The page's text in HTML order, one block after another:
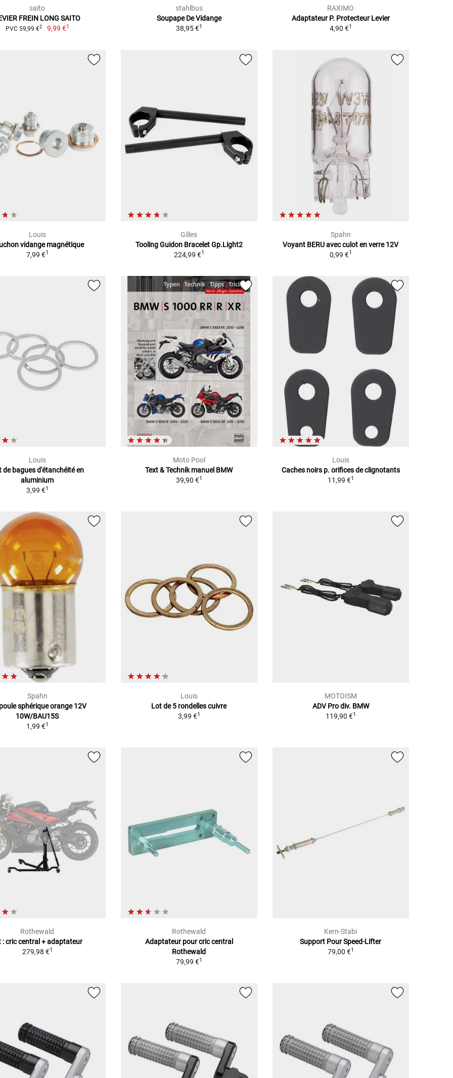
saito
FREIN LONG SAITO
PVC 59,99 €2 9,99 €1
stahlbus
Soupape De Vidange
38,95 €1
RAXIMO
Adaptateur P. Protecteur Levier
4,90 €1
Louis
vidange magnétique
7,99 €1
Gilles
Tooling Guidon Bracelet Gp.Light2
224,99 €1
Spahn
Voyant BERU avec culot en verre 12V
0,99 €1
Louis
de bagues d'étanchéité en
aluminium
3,99 €1
Moto Pool
Text & Technik manuel BMW
39,90 €1
Louis
Caches noirs p. orifices de clignotants
11,99 €1
Spahn
sphérique orange 12V
10W/BAU15S
1,99 €1
Louis
Lot de 5 rondelles cuivre
3,99 €1
MOTOISM
ADV Pro div. BMW
119,90 €1
Rothewald
: cric central + adaptateur
279,98 €1
Rothewald
Adaptateur pour cric central
Rothewald
79,99 €1
Kern-Stabi
Support Pour Speed-Lifter
79,00 €1